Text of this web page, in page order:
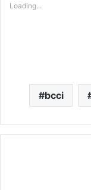
Loading...
bcci